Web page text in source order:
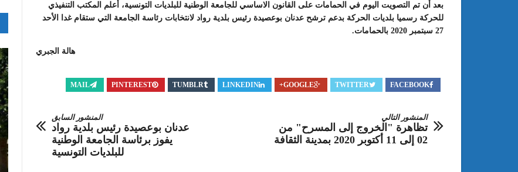
بعد أن تم التصويت اليوم في الحمامات على القانون الاساسي للجامعة الوطنية للبلديات التونسية، أعلم المكتب التنفيذي
للحركة رسميا بلديات الحركة بدعم ترشح عدنان بوعصيدة رئيس بلدية رواد لانتخابات رئاسة الجامعة التي ستقام غدا الأحد
27 سبتمبر 2020 بالحمامات.
هالة الجبري
FACEBOOK
TWITTER
GOOGLE+
LINKEDIN
TUMBLR
PINTEREST
MAIL
المنشور السابق
عدنان بوعصيدة رئيس بلدية رواد
يفوز برئاسة الجامعة الوطنية
للبلديات التونسية
المنشور التالي
تظاهرة "الخروج إلى المسرح" من
02 إلى 11 أكتوبر 2020 بمدينة الثقافة
المسرح الجامعي يقود رواده إلى الملتقيات
عبد الستار الخليفي: مهم جدا أن يتواصل